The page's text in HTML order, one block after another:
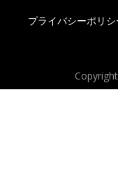
プライバシーポリ